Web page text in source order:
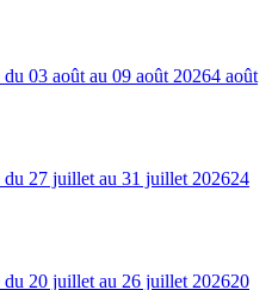
03 août au 09 août 20264 août
du 27 juillet au 31 juillet 202624
du 20 juillet au 26 juillet 202620